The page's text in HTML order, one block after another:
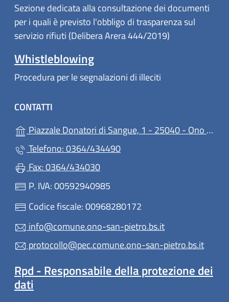
Sezione dedicata alla consultazione dei documenti
per i quali è previsto l'obbligo di trasparenza sul
servizio rifiuti (Delibera Arera 444/2019)
Whistleblowing
Procedura per le segnalazioni di illeciti
CONTATTI
Piazzale Donatori di Sangue, 1 - 25040 - Ono San Pietro
Telefono: 0364/434490
Fax: 0364/434030
P. IVA: 00592940985
Codice fiscale: 00968280172
info@comune.ono-san-pietro.bs.it
protocollo@pec.comune.ono-san-pietro.bs.it
Rpd - Responsabile della protezione dei
dati